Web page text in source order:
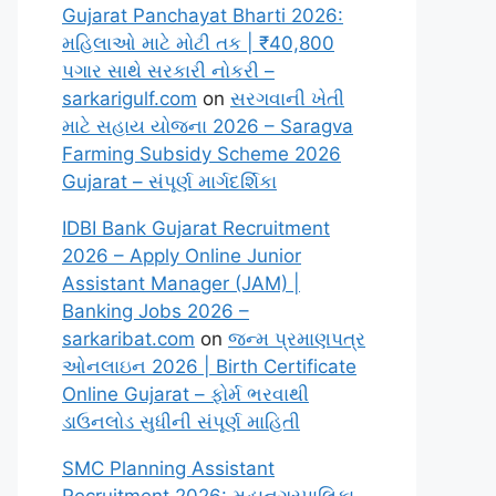
Gujarat Panchayat Bharti 2026:
મહિલાઓ માટે મોટી તક | ₹40,800
પગાર સાથે સરકારી નોકરી –
sarkarigulf.com on સરગવાની ખેતી
માટે સહાય યોજના 2026 – Saragva
Farming Subsidy Scheme 2026
Gujarat – સંપૂર્ણ માર્ગદર્શિકા
IDBI Bank Gujarat Recruitment
2026 – Apply Online Junior
Assistant Manager (JAM) |
Banking Jobs 2026 –
sarkaribat.com on જન્મ પ્રમાણપત્ર
ઓનલાઇન 2026 | Birth Certificate
Online Gujarat – ફોર્મ ભરવાથી
ડાઉનલોડ સુધીની સંપૂર્ણ માહિતી
SMC Planning Assistant